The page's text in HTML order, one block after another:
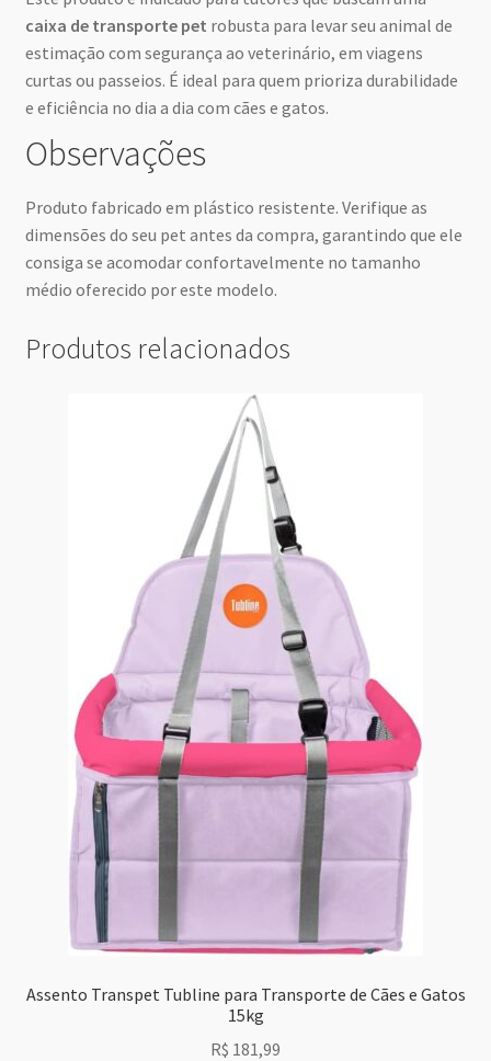
caixa de transporte pet robusta para levar seu animal de
estimação com segurança ao veterinário, em viagens
curtas ou passeios. É ideal para quem prioriza durabilidade
e eficiência no dia a dia com cães e gatos.
Observações
Produto fabricado em plástico resistente. Verifique as
dimensões do seu pet antes da compra, garantindo que ele
consiga se acomodar confortavelmente no tamanho
médio oferecido por este modelo.
Produtos relacionados
Assento Transpet Tubline para Transporte de Cães e Gatos
15kg
R$ 181,99